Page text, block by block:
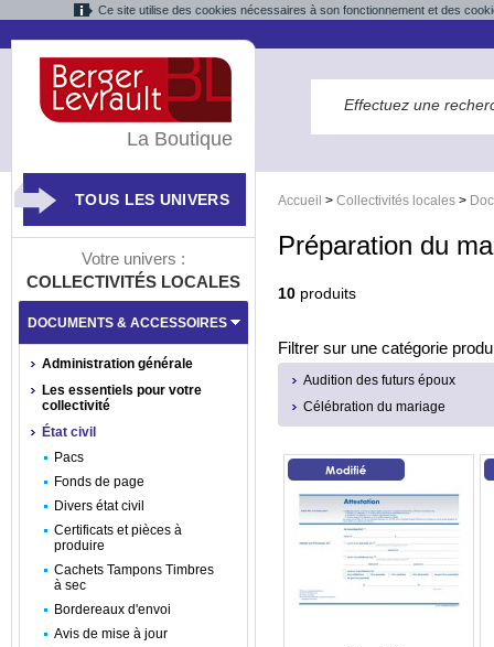
Ce site utilise des cookies nécessaires à son fonctionnement et des
Accueil > Collectivités locales >
Préparation du
10 produits
Filtrer sur une catégorie
Audition des futurs époux
Célébration du mariage
La Boutique
TOUS LES UNIVERS
Votre univers :
COLLECTIVITÉS LOCALES
DOCUMENTS & ACCESSOIRES
Administration générale
Les essentiels pour votre
collectivité
État civil
Pacs
Fonds de page
Divers état civil
Certificats et pièces à
produire
Cachets Tampons Timbres
à sec
Bordereaux d'envoi
Avis de mise à jour